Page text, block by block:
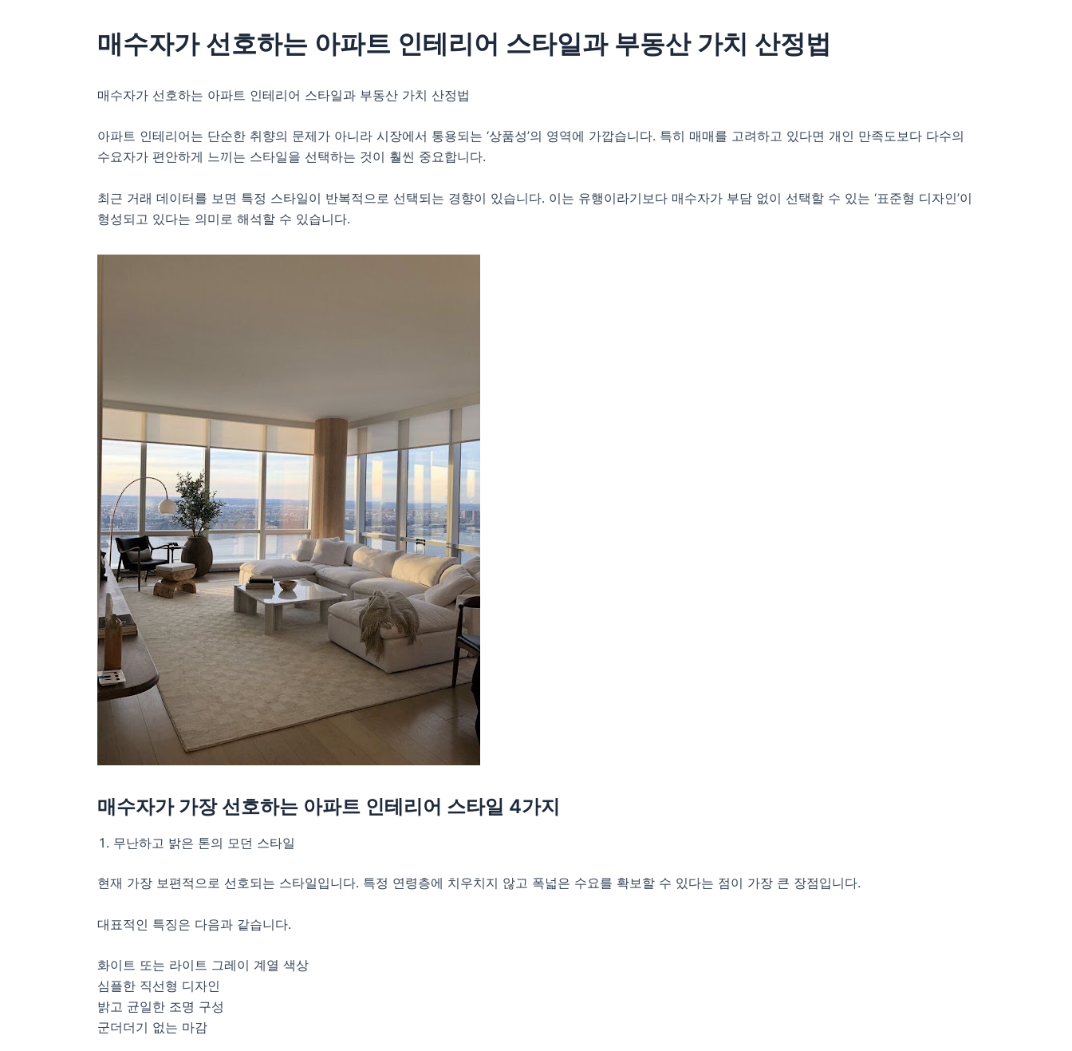
매수자가 선호하는 아파트 인테리어 스타일과 부동산 가치 산정법
매수자가 선호하는 아파트 인테리어 스타일과 부동산 가치 산정법
아파트 인테리어는 단순한 취향의 문제가 아니라 시장에서 통용되는 ‘상품성’의 영역에 가깝습니다. 특히 매매를 고려하고 있다면 개인 만족도보다 다수의
수요자가 편안하게 느끼는 스타일을 선택하는 것이 훨씬 중요합니다.
최근 거래 데이터를 보면 특정 스타일이 반복적으로 선택되는 경향이 있습니다. 이는 유행이라기보다 매수자가 부담 없이 선택할 수 있는 ‘표준형 디자인’이
형성되고 있다는 의미로 해석할 수 있습니다.
매수자가 가장 선호하는 아파트 인테리어 스타일 4가지
무난하고 밝은 톤의 모던 스타일
현재 가장 보편적으로 선호되는 스타일입니다. 특정 연령층에 치우치지 않고 폭넓은 수요를 확보할 수 있다는 점이 가장 큰 장점입니다.
대표적인 특징은 다음과 같습니다.
화이트 또는 라이트 그레이 계열 색상
심플한 직선형 디자인
밝고 균일한 조명 구성
군더더기 없는 마감